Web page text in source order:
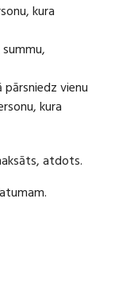
kura
vienu
kura
atdots.